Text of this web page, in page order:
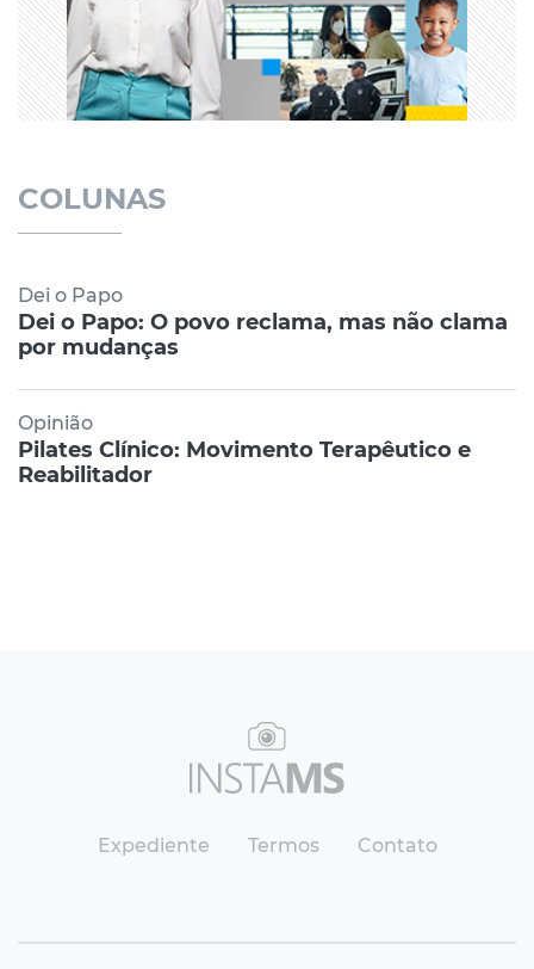
COLUNAS
Dei o Papo
Dei o Papo: O povo reclama, mas não clama
por mudanças
Opinião
Pilates Clínico: Movimento Terapêutico e
Reabilitador
Expediente Termos Contato